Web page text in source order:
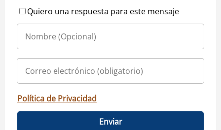
Quiero una respuesta para este mensaje
Política de Privacidad
Enviar